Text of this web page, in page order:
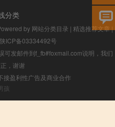
分类
by 网站分类目录 | 精选推荐文章|
陕ICP备03334492号
可发邮件到f_fb#foxmail.com说明，我们
，谢谢
接盈利性广告及商业合作
孩